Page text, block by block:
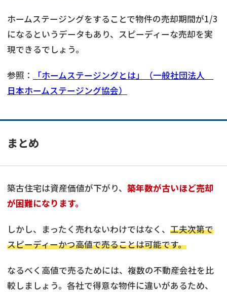
ホームステージングをすることで物件の売却期間が1/3
になるというデータもあり、スピーディーな売却を実
現できるでしょう。
参照：
「ホームステージングとは」（一般社団法人
日本ホームステージング協会）
まとめ
築古住宅は資産価値が下がり、 築年数が古いほど売却
が困難になります。
しかし、まったく売れないわけではなく、 工夫次第で
スピーディーかつ高値で売ることは可能です。
なるべく高値で売るためには、複数の不動産会社を比
較しましょう。各社で得意な物件に違いがあるため、